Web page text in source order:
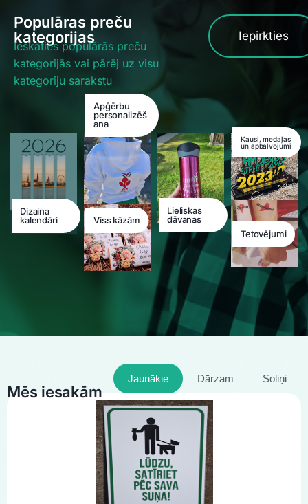
Populāras preču
kategorijas
Ieskaties populārās preču
kategorijās vai pārēj uz visu
kategoriju sarakstu
Iepirkties
Dizaina
kalendāri
Viss kāzām
Apģērbu
personalizēš
ana
Lieliskas
dāvanas
Tetovējumi
Kausi, medaļas
un apbalvojumi
Mēs iesakām
Jaunākie Dārzam Soliņi